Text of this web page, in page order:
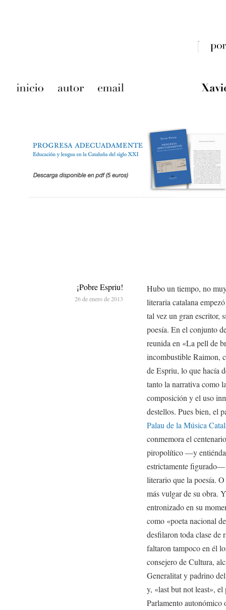
Hubo un tiempo, no
literaria catalana
tal vez un gran escritor,
poesía. En el conjunto
reunida en «La pell de
incombustible Raimon,
de Espriu, lo que hacía
tanto la narrativa como
composición y el uso
destellos. Pues bien, el
Palau de la Música
conmemora el
piropolítico —y
estrictamente
literario que la poesía.
más vulgar de su obra.
entronizado en su
como «poeta nacional
desfilaron toda clase
faltaron tampoco en él
consejero de Cultura,
Generalitat y padrino
y, «last but not least»,
Parlamento autonómico
¡Pobre Espriu!
26 de enero de 2013